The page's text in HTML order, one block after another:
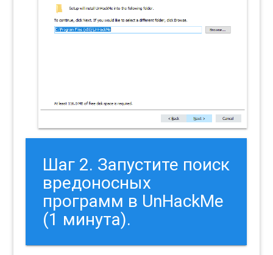
Шаг 2. Запустите поиск
вредоносных
программ в UnHackMe
(1 минута).